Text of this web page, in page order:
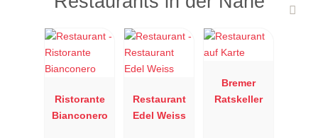
Ristorante
Bianconero
Restaurant
Edel Weiss
Bremer
Ratskeller